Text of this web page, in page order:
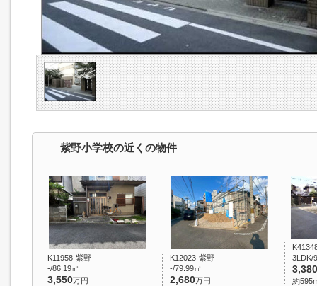
紫野小学校の近くの物件
K11958-紫野
-/86.19㎡
3,550万円
K12023-紫野
-/79.99㎡
2,680万円
3LDK/
3,380
約